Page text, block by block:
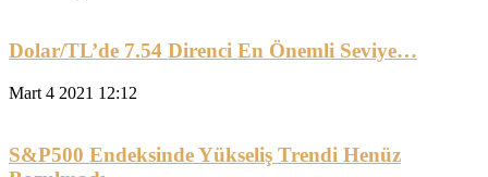
Dolar/TL’de 7.54 Direnci En Önemli Seviye…
Mart 4 2021 12:12
S&P500 Endeksinde Yükseliş Trendi Henüz